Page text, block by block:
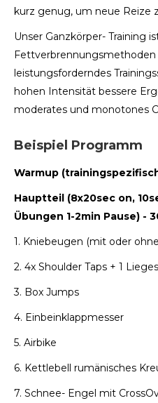
kurz genug, um neue Reize
Unser Ganzkörper- Training
Fettverbrennungsmethoden
leistungsforderndes
hohen Intensität bessere
moderates und monotones
Beispiel Programm
Warmup
Hauptteil (8x20sec on,
Übungen 1-2min Pause) -
1. Kniebeugen (mit oder
2. 4x Shoulder Taps + 1
3. Box Jumps
4. Einbeinklappmesser
5. Airbike
6. Kettlebell rumänisches
7. Schnee- Engel mit